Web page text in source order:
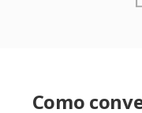
Como